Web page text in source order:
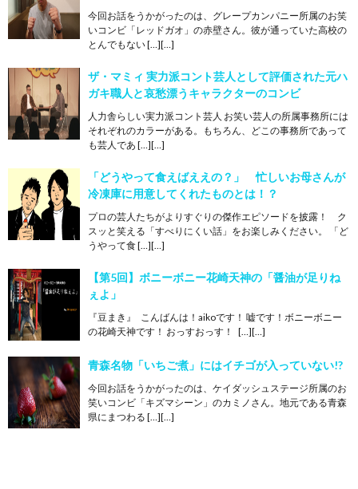
今回お話をうかがったのは、グレープカンパニー所属のお笑
いコンビ「レッドガオ」の赤壁さん。彼が通っていた高校の
とんでもない […][…]
ザ・マミィ 実力派コント芸人として評価された元ハ
ガキ職人と哀愁漂うキャラクターのコンビ
人力舎らしい実力派コント芸人 お笑い芸人の所属事務所には
それぞれのカラーがある。もちろん、どこの事務所であって
も芸人であ […][…]
「どうやって食えばええの？」 忙しいお母さんが
冷凍庫に用意してくれたものとは！？
プロの芸人たちがよりすぐりの傑作エピソードを披露！ ク
スッと笑える「すべりにくい話」をお楽しみください。 「ど
うやって食 […][…]
【第5回】ボニーボニー花崎天神の「醤油が足りね
ぇよ」
『豆まき』 こんばんは！aikoです！ 嘘です！ボニーボニー
の花崎天神です！ おっすおっす！ […][…]
青森名物「いちご煮」にはイチゴが入っていない!?
今回お話をうかがったのは、ケイダッシュステージ所属のお
笑いコンビ「キズマシーン」のカミノさん。地元である青森
県にまつわる […][…]